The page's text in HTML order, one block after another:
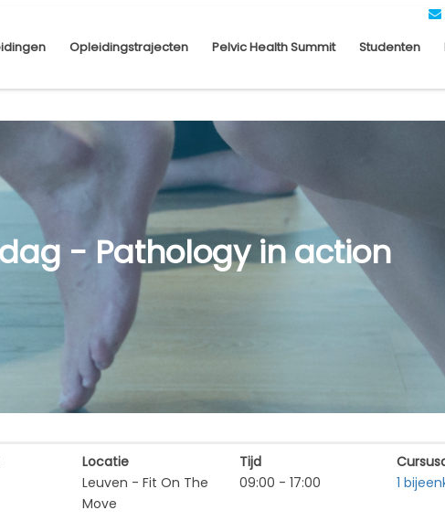
Opleidingstrajecten Pelvic Health Summit Studenten
- Pathology in action
Locatie
Leuven - Fit On The
Move
Tijd
09:00 - 17:00
1